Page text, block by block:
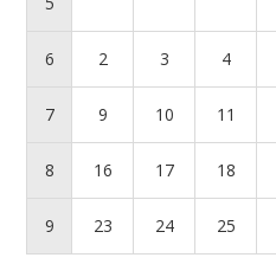
6 2 3 4
7 9 10 11
8 16 17 18
9 23 24 25